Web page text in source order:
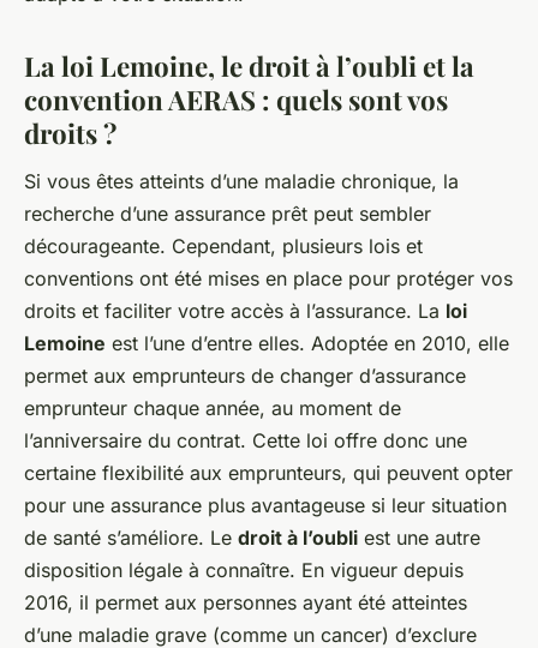
La loi Lemoine, le droit à l’oubli et la
convention AERAS : quels sont vos
droits ?
Si vous êtes atteints d’une maladie chronique, la
recherche d’une assurance prêt peut sembler
décourageante. Cependant, plusieurs lois et
conventions ont été mises en place pour protéger vos
droits et faciliter votre accès à l’assurance. La loi
Lemoine est l’une d’entre elles. Adoptée en 2010, elle
permet aux emprunteurs de changer d’assurance
emprunteur chaque année, au moment de
l’anniversaire du contrat. Cette loi offre donc une
certaine flexibilité aux emprunteurs, qui peuvent opter
pour une assurance plus avantageuse si leur situation
de santé s’améliore. Le droit à l’oubli est une autre
disposition légale à connaître. En vigueur depuis
2016, il permet aux personnes ayant été atteintes
d’une maladie grave (comme un cancer) d’exclure